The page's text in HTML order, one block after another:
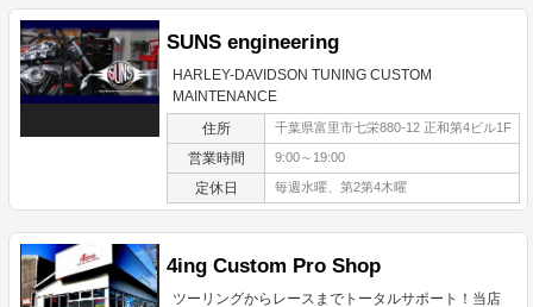
SUNS engineering
HARLEY-DAVIDSON TUNING CUSTOM
MAINTENANCE
住所 千葉県富里市七栄880-12 正和第4ビル1F
営業時間 9:00～19:00
定休日 毎週水曜、第2第4木曜
4ing Custom Pro Shop
ツーリングからレースまでトータルサポート！当店